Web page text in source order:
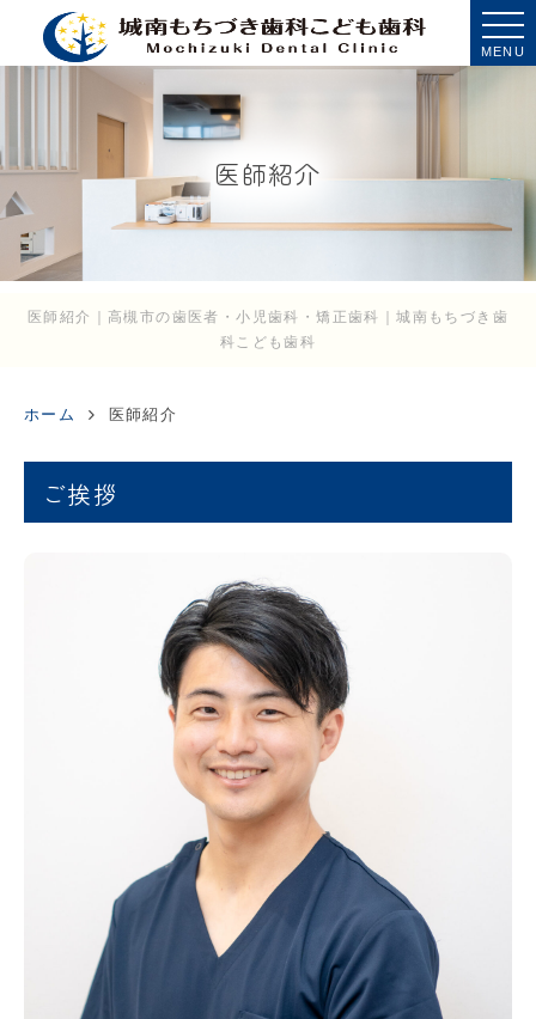
MENU
医師紹介
医師紹介｜高槻市の歯医者・小児歯科・矯正歯科｜城南もちづき歯
科こども歯科
ホーム 医師紹介
ご挨拶